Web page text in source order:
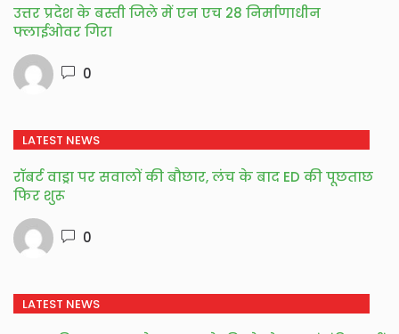
उत्तर प्रदेश के बस्ती जिले में एन एच 28 निर्माणाधीन
फ्लाईओवर गिरा
0
LATEST NEWS
रॉबर्ट वाड्रा पर सवालों की बौछार, लंच के बाद ED की पूछताछ
फिर शुरू
0
LATEST NEWS